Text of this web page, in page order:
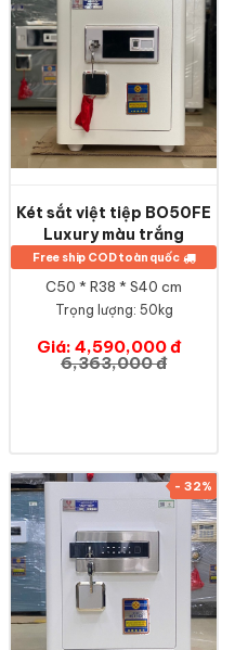
Két sắt việt tiệp BO50FE
Luxury màu trắng
Free ship COD toàn quốc
C50 * R38 * S40 cm
Trọng lượng: 50kg
Giá: 4,590,000 đ
6,363,000 đ
- 32%